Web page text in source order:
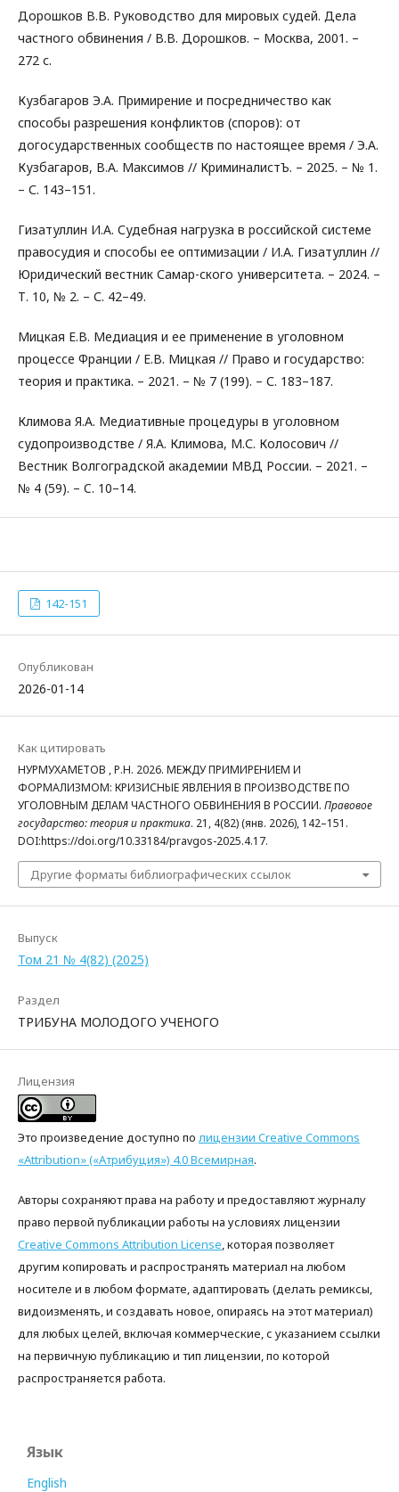
Дорошков В.В. Руководство для мировых судей. Дела
частного обвинения / В.В. Дорошков. – Москва, 2001. –
272 с.
Кузбагаров Э.А. Примирение и посредничество как
способы разрешения конфликтов (споров): от
догосударственных сообществ по настоящее время / Э.А.
Кузбагаров, В.А. Максимов // КриминалистЪ. – 2025. – № 1.
– С. 143–151.
Гизатуллин И.А. Судебная нагрузка в российской системе
правосудия и способы ее оптимизации / И.А. Гизатуллин //
Юридический вестник Самар-ского университета. – 2024. –
Т. 10, № 2. – С. 42–49.
Мицкая Е.В. Медиация и ее применение в уголовном
процессе Франции / Е.В. Мицкая // Право и государство:
теория и практика. – 2021. – № 7 (199). – С. 183–187.
Климова Я.А. Медиативные процедуры в уголовном
судопроизводстве / Я.А. Климова, М.С. Колосович //
Вестник Волгоградской академии МВД России. – 2021. –
№ 4 (59). – C. 10–14.
142-151
Опубликован
2026-01-14
Как цитировать
НУРМУХАМЕТОВ , Р.Н. 2026. МЕЖДУ ПРИМИРЕНИЕМ И
ФОРМАЛИЗМОМ: КРИЗИСНЫЕ ЯВЛЕНИЯ В ПРОИЗВОДСТВЕ ПО
УГОЛОВНЫМ ДЕЛАМ ЧАСТНОГО ОБВИНЕНИЯ В РОССИИ. Правовое
государство: теория и практика. 21, 4(82) (янв. 2026), 142–151.
DOI:https://doi.org/10.33184/pravgos-2025.4.17.
Другие форматы библиографических ссылок
Выпуск
Том 21 № 4(82) (2025)
Раздел
ТРИБУНА МОЛОДОГО УЧЕНОГО
Лицензия
Это произведение доступно по лицензии Creative Commons
«Attribution» («Атрибуция») 4.0 Всемирная.
Авторы сохраняют права на работу и предоставляют журналу
право первой публикации работы на условиях лицензии
Creative Commons Attribution License, которая позволяет
другим копировать и распространять материал на любом
носителе и в любом формате, адаптировать (делать ремиксы,
видоизменять, и создавать новое, опираясь на этот материал)
для любых целей, включая коммерческие, с указанием ссылки
на первичную публикацию и тип лицензии, по которой
распространяется работа.
Язык
English